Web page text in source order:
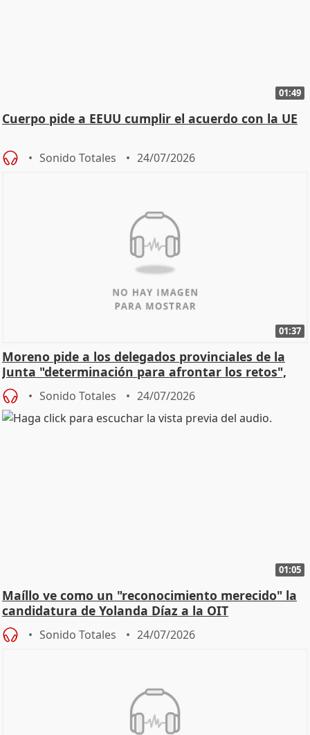
01:49
Cuerpo pide a EEUU cumplir el acuerdo con la UE
Sonido Totales 24/07/2026
01:37
Moreno pide a los delegados provinciales de la
Junta "determinación para afrontar los retos",
diálog
Sonido Totales 24/07/2026
01:05
Maíllo ve como un "reconocimiento merecido" la
candidatura de Yolanda Díaz a la OIT
Sonido Totales 24/07/2026